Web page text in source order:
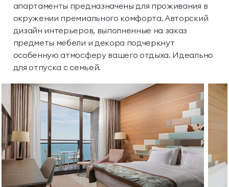
апартаменты предназначены для проживания в
окружении премиального комфорта. Авторский
дизайн интерьеров, выполненные на заказ
предметы мебели и декора подчеркнут
особенную атмосферу вашего отдыха. Идеально
для отпуска с семьей.